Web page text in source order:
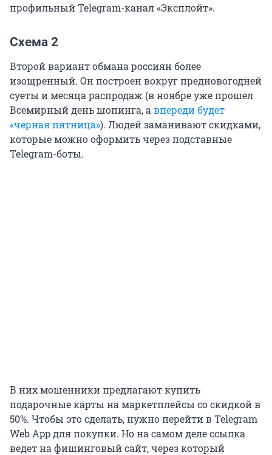
профильный Telegram-канал «Эксплойт».
Схема 2
Второй вариант обмана россиян более
изощренный. Он построен вокруг предновогодней
суеты и месяца распродаж (в ноябре уже прошел
Всемирный день шопинга, а впереди будет
«черная пятница»). Людей заманивают скидками,
которые можно оформить через подставные
Telegram-боты.
В них мошенники предлагают купить
подарочные карты на маркетплейсы со скидкой в
50%. Чтобы это сделать, нужно перейти в Telegram
Web App для покупки. Но на самом деле ссылка
ведет на фишинговый сайт, через который